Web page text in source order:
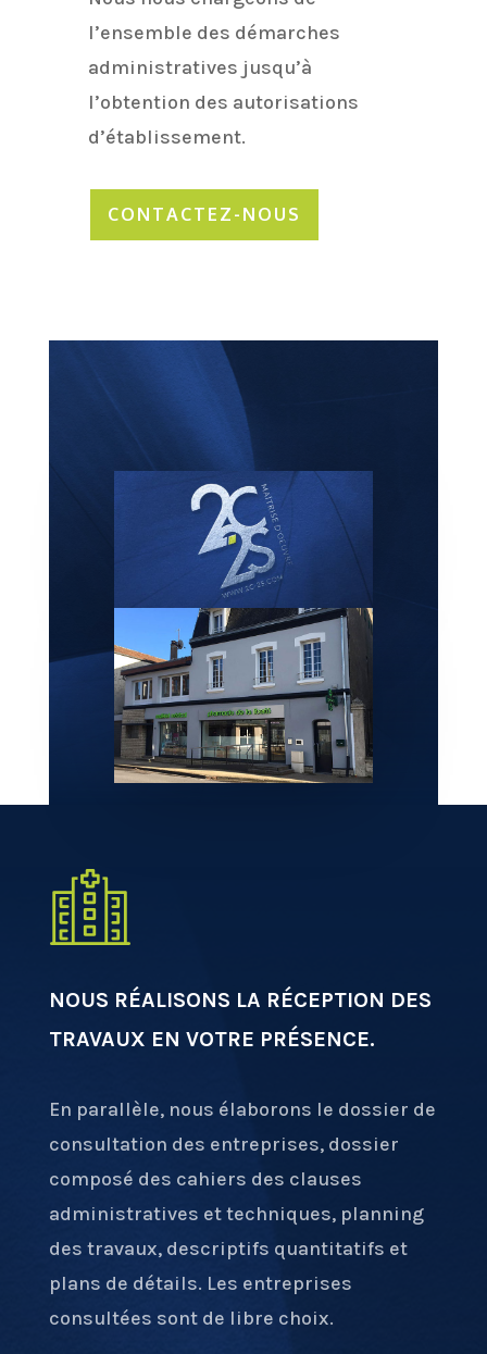
l’ensemble des démarches
administratives jusqu’à
l’obtention des autorisations
d’établissement.
CONTACTEZ-NOUS
NOUS RÉALISONS LA RÉCEPTION DES
TRAVAUX EN VOTRE PRÉSENCE.
En parallèle, nous élaborons le dossier de
consultation des entreprises, dossier
composé des cahiers des clauses
administratives et techniques, planning
des travaux, descriptifs quantitatifs et
plans de détails. Les entreprises
consultées sont de libre choix.